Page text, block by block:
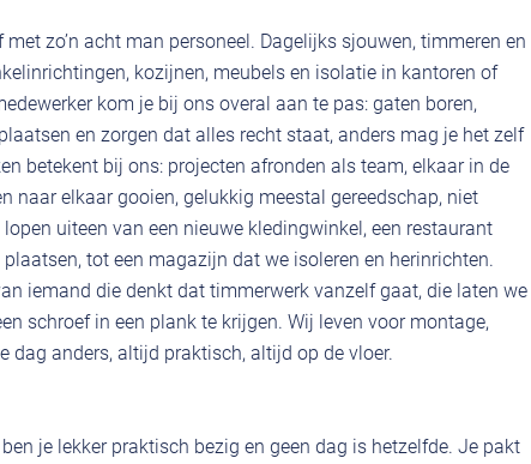
zo’n acht man personeel. Dagelijks sjouwen, timmeren en
kozijnen, meubels en isolatie in kantoren of
kom je bij ons overal aan te pas: gaten boren,
en zorgen dat alles recht staat, anders mag je het zelf
betekent bij ons: projecten afronden als team, elkaar in de
naar elkaar gooien, gelukkig meestal gereedschap, niet
lopen uiteen van een nieuwe kledingwinkel, een restaurant
tot een magazijn dat we isoleren en herinrichten.
iemand die denkt dat timmerwerk vanzelf gaat, die laten we
schroef in een plank te krijgen. Wij leven voor montage,
dag anders, altijd praktisch, altijd op de vloer.
je lekker praktisch bezig en geen dag is hetzelfde. Je pakt